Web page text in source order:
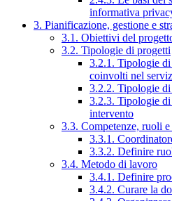
informativa
3. Pianificazione, gestione e
3.1. Obiettivi del
3.2. Tipologie di progetti
3.2.1. Tipologie
coinvolti nel
3.2.2. Tipologie
3.2.3. Tipologie di
intervento
3.3. Competenze, ruoli
3.3.1.
3.3.2. Definire
3.4. Metodo di lavoro
3.4.1. Definire
3.4.2. Curare la